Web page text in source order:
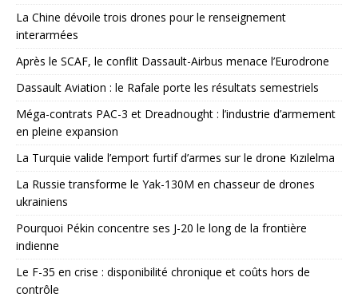
La Chine dévoile trois drones pour le renseignement
interarmées
Après le SCAF, le conflit Dassault-Airbus menace l’Eurodrone
Dassault Aviation : le Rafale porte les résultats semestriels
Méga-contrats PAC-3 et Dreadnought : l’industrie d’armement
en pleine expansion
La Turquie valide l’emport furtif d’armes sur le drone Kızılelma
La Russie transforme le Yak-130M en chasseur de drones
ukrainiens
Pourquoi Pékin concentre ses J-20 le long de la frontière
indienne
Le F-35 en crise : disponibilité chronique et coûts hors de
contrôle